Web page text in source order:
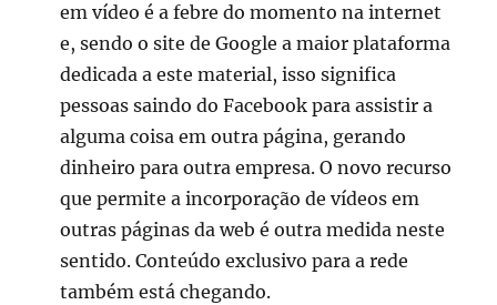
em vídeo é a febre do momento na internet
e, sendo o site de Google a maior plataforma
dedicada a este material, isso significa
pessoas saindo do Facebook para assistir a
alguma coisa em outra página, gerando
dinheiro para outra empresa. O novo recurso
que permite a incorporação de vídeos em
outras páginas da web é outra medida neste
sentido. Conteúdo exclusivo para a rede
também está chegando.